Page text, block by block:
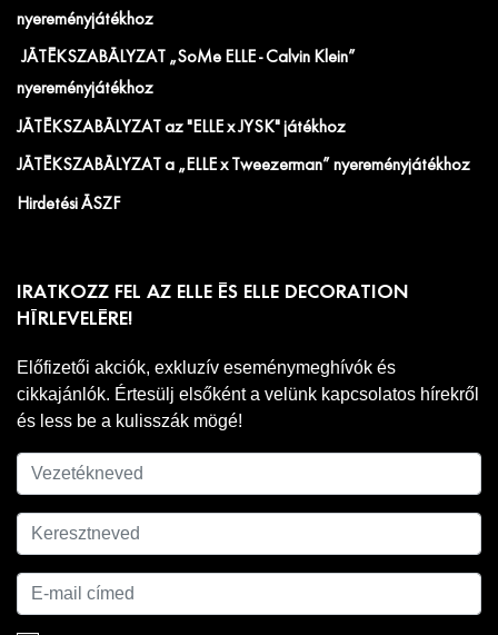
nyereményjátékhoz
JÁTÉKSZABÁLYZAT „SoMe ELLE - Calvin Klein”
nyereményjátékhoz
JÁTÉKSZABÁLYZAT az "ELLE x JYSK" játékhoz
JÁTÉKSZABÁLYZAT a „ELLE x Tweezerman” nyereményjátékhoz
Hirdetési ÁSZF
IRATKOZZ FEL AZ ELLE ÉS ELLE DECORATION
HÍRLEVELÉRE!
Előfizetői akciók, exkluzív eseménymeghívók és
cikkajánlók. Értesülj elsőként a velünk kapcsolatos hírekről
és less be a kulisszák mögé!